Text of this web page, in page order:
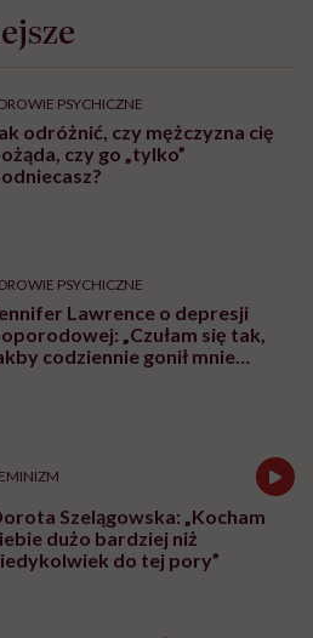
PSYCHICZNE
odróżnić, czy mężczyzna cię
czy go „tylko”
PSYCHICZNE
Lawrence o depresji
„Czułam się tak,
codziennie gonił mnie
Szelągowska: „Kocham
dużo bardziej niż
do tej pory”